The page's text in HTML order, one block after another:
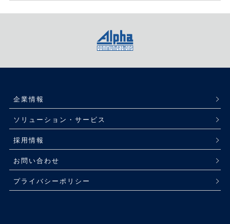
企業情報
ソリューション・サービス
採用情報
お問い合わせ
プライバシーポリシー